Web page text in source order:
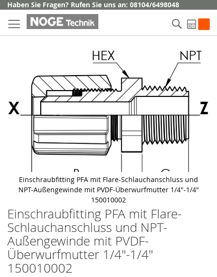
Direkt
Inhalt
Haben Sie Fragen? Rufen Sie uns an: 08104/6498048
Suche
Einschraubfitting PFA mit Flare-
Schlauchanschluss und NPT-
Außengewinde mit PVDF-
Überwurfmutter 1/4"-1/4"
150010002
images
gallery
Einschraubfitting PFA mit Flare-Schlauchanschluss und
NPT-Außengewinde mit PVDF-Überwurfmutter 1/4"-1/4"
150010002
Skip
to
the
beginning
of
the
images